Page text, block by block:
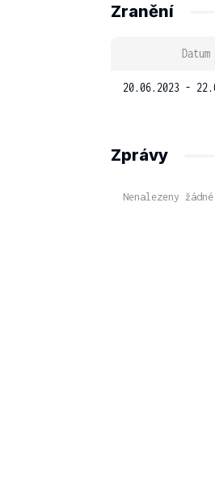
Zranění
Datum
20.06.2023 -
Zprávy
Nenalezeny